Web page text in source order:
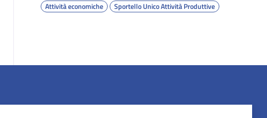
Attività economiche
Sportello Unico Attività Produttive